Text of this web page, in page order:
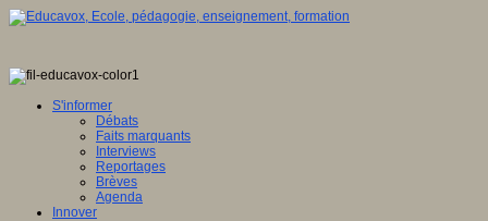
S'informer
Débats
Faits marquants
Interviews
Reportages
Brèves
Agenda
Innover